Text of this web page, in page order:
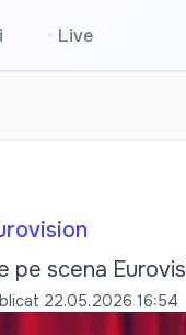
Live
pe scena
22.05.2026 16:54